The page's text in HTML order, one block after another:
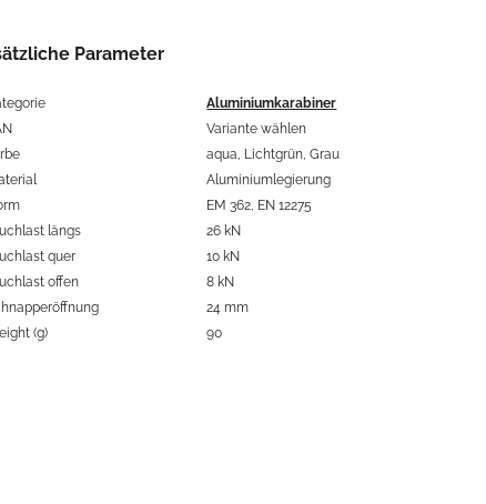
Parameter
Aluminiumkarabiner
Variante wählen
aqua, Lichtgrün, Grau
Aluminiumlegierung
EM 362, EN 12275
längs
26 kN
quer
10 kN
offen
8 kN
24 mm
(g)
90